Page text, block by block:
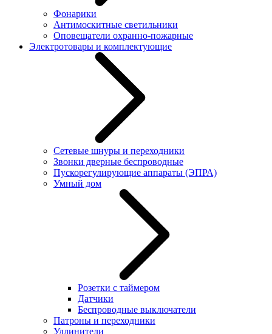
Фонарики
Антимоскитные светильники
Оповещатели охранно-пожарные
Электротовары и комплектующие
Сетевые шнуры и переходники
Звонки дверные беспроводные
Пускорегулирующие аппараты (ЭПРА)
Умный дом
Розетки с таймером
Датчики
Беспроводные выключатели
Патроны и переходники
Удлинители